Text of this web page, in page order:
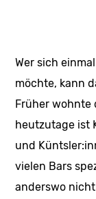
Wer sich
möchte, kann
Früher wohnte
heutzutage ist
und
vielen Bars
anderswo